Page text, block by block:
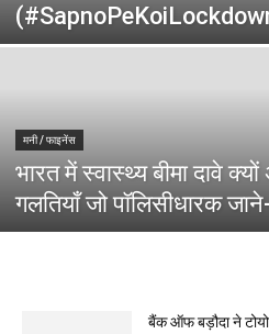
मनी / फाइनेंस
भारत में स्वास्थ्य बीमा दावे
गलतियाँ जो पॉलिसीधारक
बैंक ऑफ बड़ौदा ने